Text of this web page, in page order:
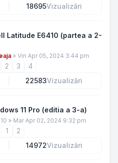
18695Vizualizări
Latitude E6410 (partea a 2-
» Vin Apr 05, 2024 3:44 pm
2 3
4
22583Vizualizări
11 Pro (editia a 3-a)
» Mar Apr 02, 2024 9:32 pm
1
2
14972Vizualizări